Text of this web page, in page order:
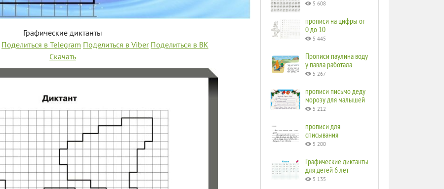
Графические диктанты
Поделиться в Telegram Поделиться в Viber Поделиться в ВК
Скачать
5 608
прописи на цифры от
0 до 10
5 445
Прописи паулина воду
у павла работала
5 267
прописи письмо деду
морозу для малышей
5 212
прописи для
списывания
5 200
Графические диктанты
для детей 6 лет
5 135